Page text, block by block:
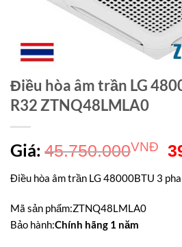
Điều hòa âm trần LG
R32 ZTNQ48LMLA0
Giá: 45.750.000VNĐ
Điều hòa âm trần LG 48000BTU 3
Mã sản phẩm:ZTNQ48LMLA0
Bảo hành:Chính hãng 1 năm